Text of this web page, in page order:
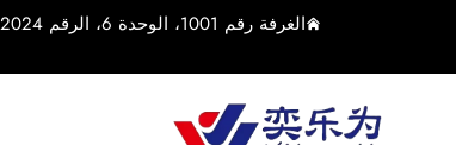
الغرفة رقم 1001، الوحدة 6، الرقم 2024، طريق شياولين الأوسط، بلدة يوشان، مدينة كونشان، مدينة سوتشو، مقاطعة جيانغسو، الصين